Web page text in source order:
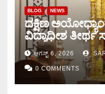
BLOG NEWS
ದಕ್ಷಿಣ
ವಿದ್ಯಾಧೀಶ ತೀರ್ಥ
ಚಾತುರ್ಮಾಸ
ಆಗಸ್ಟ್ 6, 2026
0 COMMENTS